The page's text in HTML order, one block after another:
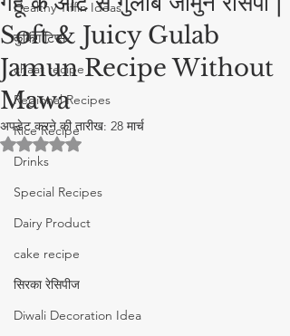
Healthy Tiffin Ideas
कुकिंग टिप्स
chaat recipe
Regional Recipes
Rice Recipe
Drinks
Special Recipes
Dairy Product
cake recipe
सिरका रेसिपीज
Diwali Decoration Idea
Soft & Juicy Gulab
Jamun Recipe Without
Mawa
अपडेट करने की तारीख: 28 मार्च
5 स्टार में से NaN रेटिंग दी गई।